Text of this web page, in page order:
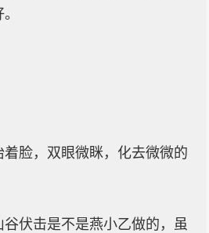
着脸，双眼微眯，化去微微的
伏击是不是燕小乙做的，虽